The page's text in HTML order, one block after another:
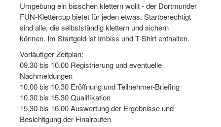
Wege zur Kooperation
Villa Froschloch
Log-in "Vereine"
Qualifizierung
SSB Qualifizierungen
Übersicht Qualifizierungswege
Qualifizierung im Vereinsmanagement
Umgebung ein bisschen klettern wollt - der Dortmunder
FUN-Klettercup bietet für jeden etwas. Startberechtigt
sind alle, die selbstständig klettern und sichern
können. Im Startgeld ist Imbiss und T-Shirt enthalten.
Vorläufiger Zeitplan:
09.30 bis 10.00 Registrierung und eventuelle
Nachmeldungen
10.00 bis 10.30 Eröffnung und Teilnehmer-Briefing
10.30 bis 15.30 Qualifikation
15.30 bis 16.00 Auswertung der Ergebnisse und
Besichtigung der Finalrouten